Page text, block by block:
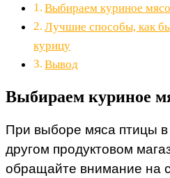
Выбираем куриное мясо
Лучшие способы, как
курицу
Вывод
Выбираем куриное
При выборе мяса птицы в
другом продуктовом
обращайте внимание на